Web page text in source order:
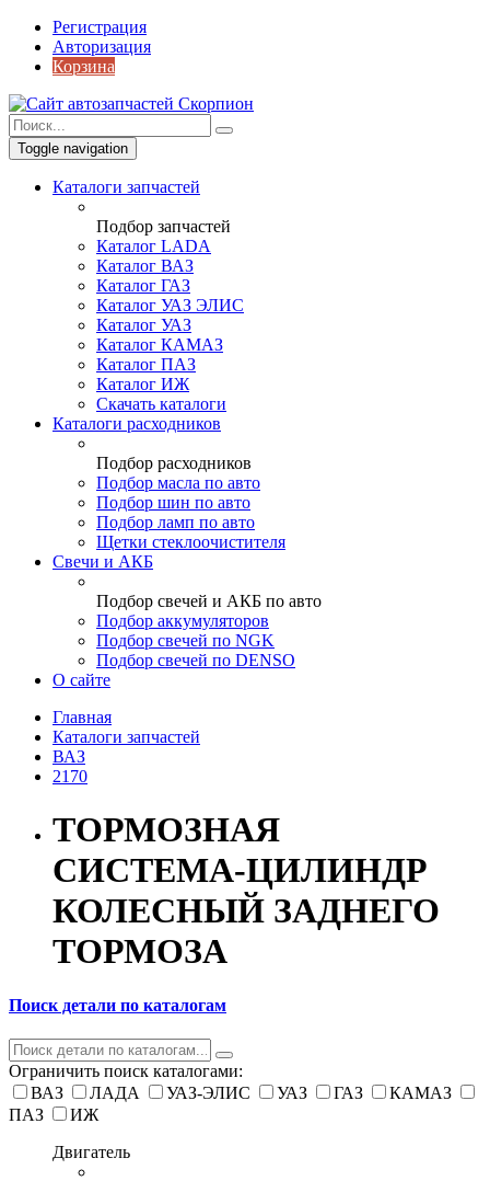
Регистрация
Авторизация
Корзина
Toggle navigation
Каталоги запчастей
Подбор запчастей
Каталог LADA
Каталог ВАЗ
Каталог ГАЗ
Каталог УАЗ ЭЛИС
Каталог УАЗ
Каталог КАМАЗ
Каталог ПАЗ
Каталог ИЖ
Скачать каталоги
Каталоги расходников
Подбор расходников
Подбор масла по авто
Подбор шин по авто
Подбор ламп по авто
Щетки стеклоочистителя
Свечи и АКБ
Подбор свечей и АКБ по авто
Подбор аккумуляторов
Подбор свечей по NGK
Подбор свечей по DENSO
О сайте
Главная
Каталоги запчастей
ВАЗ
2170
ТОРМОЗНАЯ
СИСТЕМА-ЦИЛИНДР
КОЛЕСНЫЙ ЗАДНЕГО
ТОРМОЗА
Поиск детали по каталогам
Ограничить поиск каталогами:
ВАЗ
ЛАДА УАЗ-ЭЛИС УАЗ ГАЗ
КАМАЗ
ПАЗ
ИЖ
Двигатель